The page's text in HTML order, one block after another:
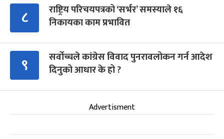
८
राष्ट्रिय परिचयपत्रको ‘सर्भर’ समस्याले १६
निकायका काम प्रभावित
९
सर्वोच्चले कांग्रेस विवाद पुनरावलोकन गर्न आदेश
दिनुको आधार के हो ?
Advertisment